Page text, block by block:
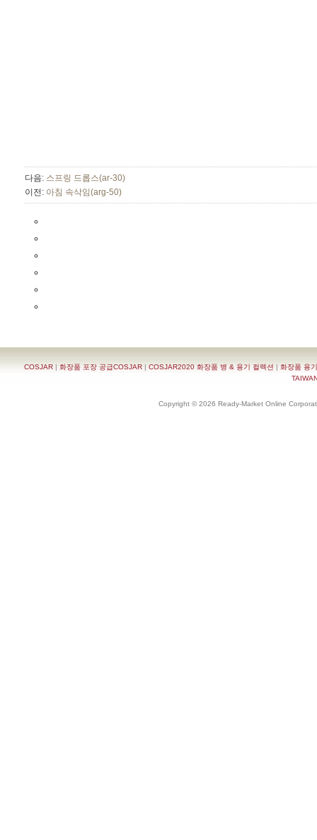
다음: 스프링 드롭스(ar-30)
이전: 아침 속삭임(arg-50)
COSJAR | 화장품 포장 공급COSJAR | COSJAR2020 화장품 병 & 용기 컬렉션 | 화장품 용
Copyright © 2026 Ready-Market Online